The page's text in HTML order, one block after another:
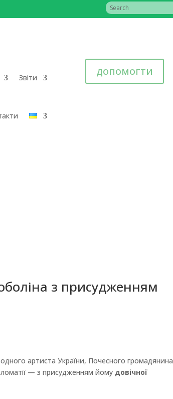
Звіти допомогти
з присудженням
артиста України, Почесного громадянина
— з присудженням йому довічної